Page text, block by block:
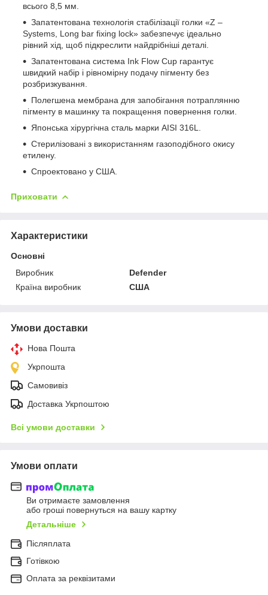
всього 8,5 мм.
Запатентована технологія стабілізації голки «Z –
Systems, Long bar fixing lock» забезпечує ідеально
рівний хід, щоб підкреслити найдрібніші деталі.
Запатентована система Ink Flow Cup гарантує
швидкий набір і рівномірну подачу пігменту без
розбризкування.
Полегшена мембрана для запобігання потраплянню
пігменту в машинку та покращення повернення голки.
Японська хірургічна сталь марки AISI 316L.
Стерилізовані з використанням газоподібного окису
етилену.
Спроектовано у США.
Приховати
Характеристики
Основні
Виробник
Defender
Країна виробник
США
Умови доставки
Нова Пошта
Укрпошта
Самовивіз
Доставка Укрпоштою
Всі умови доставки
Умови оплати
Ви отримаєте замовлення
або гроші повернуться на вашу картку
Детальніше
Післяплата
Готівкою
Оплата за реквізитами